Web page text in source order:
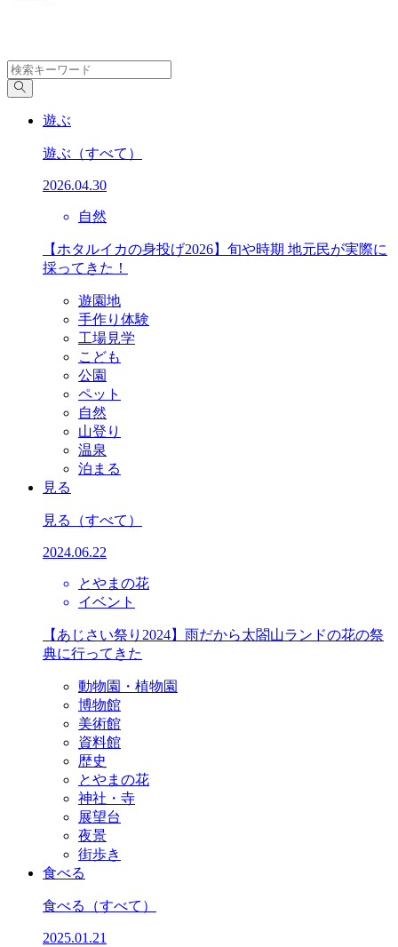
遊ぶ
遊ぶ （すべて）
2026.04.30
自然
【ホタルイカの身投げ2026】旬や時期 地元民が実際に
採ってきた！
遊園地
手作り体験
工場見学
こども
公園
ペット
自然
山登り
温泉
泊まる
見る
見る （すべて）
2024.06.22
とやまの花
イベント
【あじさい祭り2024】雨だから太閤山ランドの花の祭
典に行ってきた
動物園・植物園
博物館
美術館
資料館
歴史
とやまの花
神社・寺
展望台
夜景
街歩き
食べる
食べる （すべて）
2025.01.21